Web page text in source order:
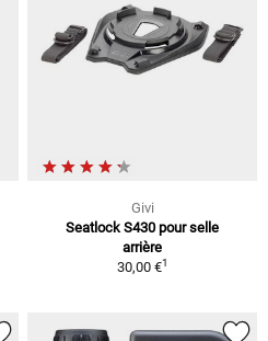
Givi
Seatlock S430 pour selle
arrière
30,00 €1